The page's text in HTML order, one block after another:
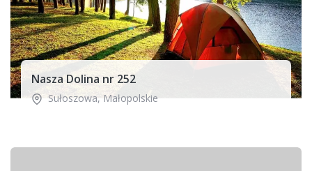
Nasza Dolina nr 252
Sułoszowa,Małopolskie